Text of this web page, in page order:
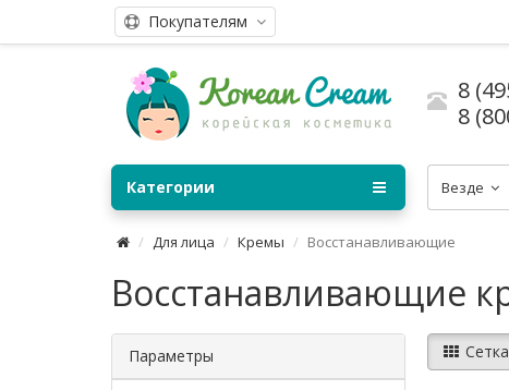
Покупателям
8
8
Везде
Категории
Для лица Кремы Восстанавливающие
Восстанавливающие
Параметры Сетка